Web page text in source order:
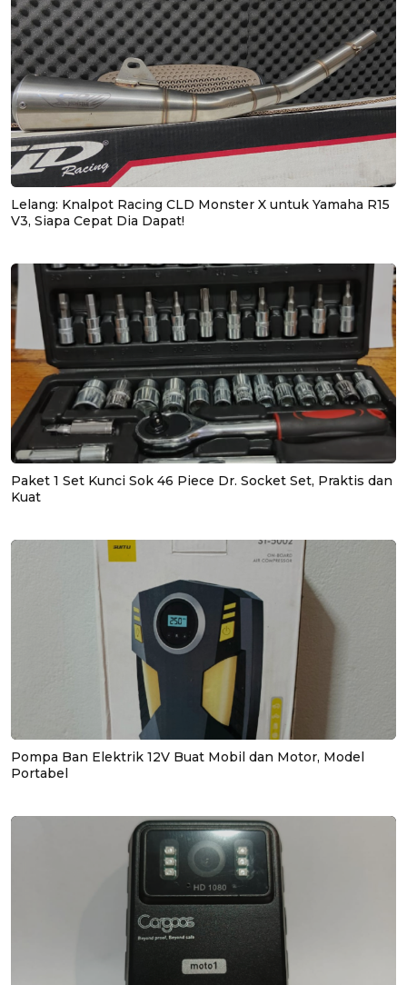
Lelang: Knalpot Racing CLD Monster X untuk Yamaha R15
V3, Siapa Cepat Dia Dapat!
Paket 1 Set Kunci Sok 46 Piece Dr. Socket Set, Praktis dan
Kuat
Pompa Ban Elektrik 12V Buat Mobil dan Motor, Model
Portabel